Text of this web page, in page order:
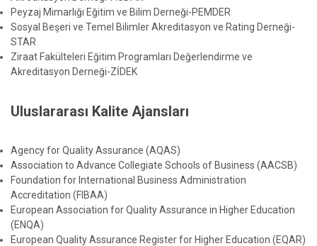
Peyzaj Mimarlığı Eğitim ve Bilim Derneği-PEMDER
Sosyal Beşeri ve Temel Bilimler Akreditasyon ve Rating Derneği-
STAR
Ziraat Fakülteleri Eğitim Programları Değerlendirme ve
Akreditasyon Derneği-ZİDEK
Uluslararası Kalite Ajansları
Agency for Quality Assurance (AQAS)
Association to Advance Collegiate Schools of Business (AACSB)
Foundation for International Business Administration
Accreditation (FIBAA)
European Association for Quality Assurance in Higher Education
(ENQA)
European Quality Assurance Register for Higher Education (EQAR)